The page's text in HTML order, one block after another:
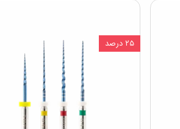
۲۵ درصد